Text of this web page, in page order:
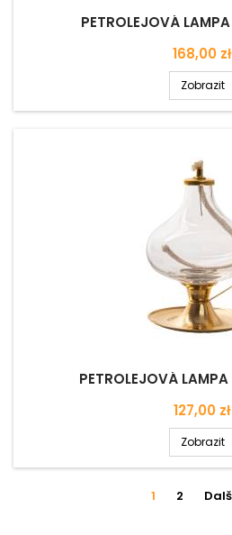
PETROLEJOVÁ
Cena
168,00 zł
Zobrazit
PETROLEJOVÁ
Cena
127,00 zł
Zobrazit
1 2